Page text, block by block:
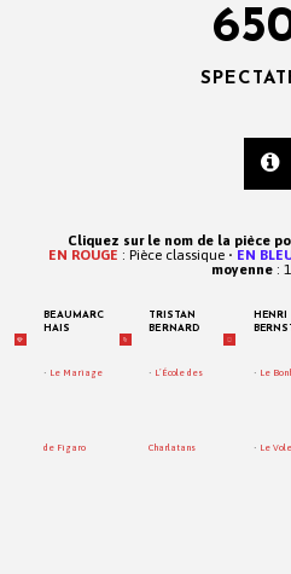
Cliquez sur le nom de la pièce
EN ROUGE : Pièce classique • EN
moyenne: 1
BEAUMARC
HAIS
• Le Mariage
de Figaro
TRISTAN
BERNARD
• L’École des
Charlatans
HENRI
• Le
• Le